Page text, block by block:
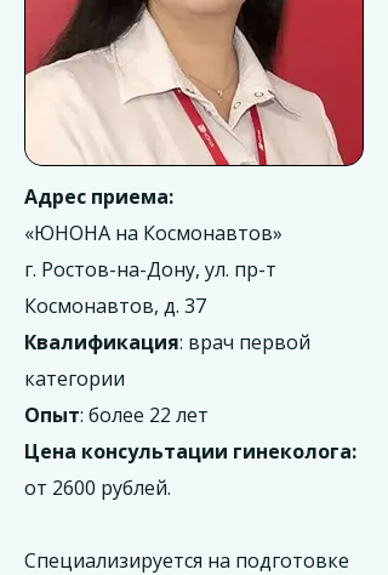
Адрес приема:
«ЮНОНА на Космонавтов»
г. Ростов-на-Дону, ул. пр-т
Космонавтов, д. 37
Квалификация: врач первой
категории
Опыт: более 22 лет
Цена консультации гинеколога:
от 2600 рублей.
Специализируется на подготовке